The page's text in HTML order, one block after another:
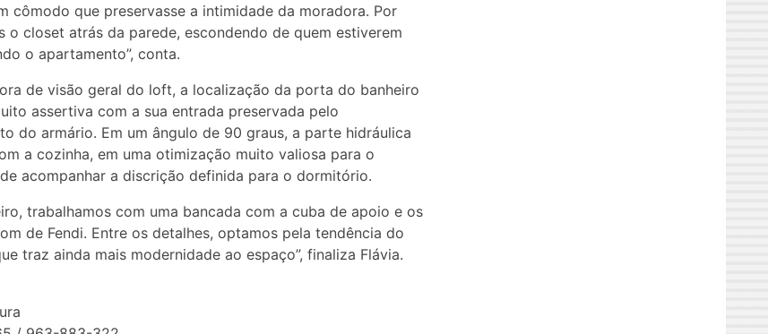
cômodo que preservasse a intimidade da moradora. Por
o closet atrás da parede, escondendo de quem estiverem
o apartamento”, conta.
de visão geral do loft, a localização da porta do banheiro
assertiva com a sua entrada preservada pelo
do armário. Em um ângulo de 90 graus, a parte hidráulica
a cozinha, em uma otimização muito valiosa para o
acompanhar a discrição definida para o dormitório.
trabalhamos com uma bancada com a cuba de apoio e os
de Fendi. Entre os detalhes, optamos pela tendência do
traz ainda mais modernidade ao espaço”, finaliza Flávia.